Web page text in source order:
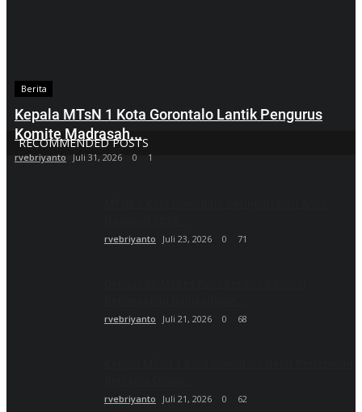
RECOMMENDED POSTS
Berita
Kepala MTsN 1 Kota Gorontalo Lantik Pengurus
Komite Madrasah...
rvebriyanto Juli 31, 2026 0 1
rvebriyanto Juli 23, 2026 0 71
rvebriyanto Juli 21, 2026 0 68
rvebriyanto Juli 21, 2026 0 62